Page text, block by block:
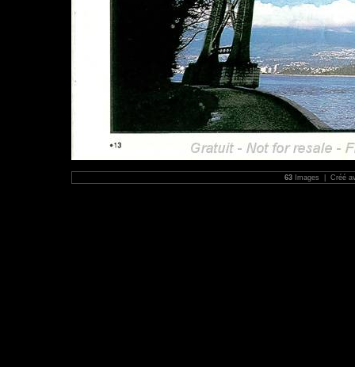
63 Images | Créé